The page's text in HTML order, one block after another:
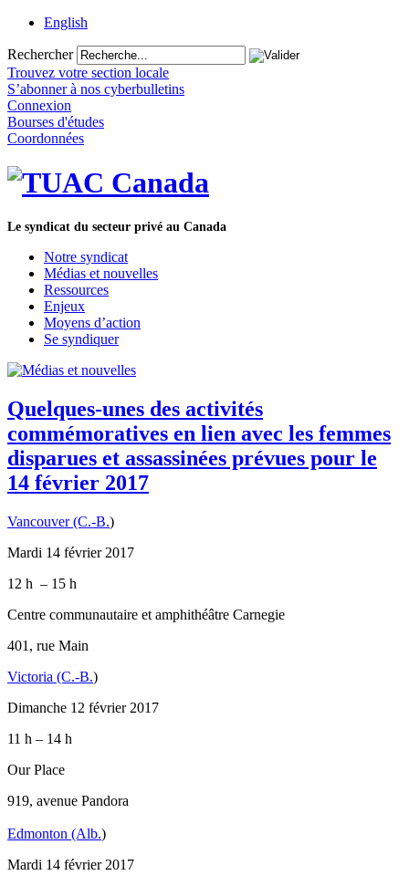
English
Rechercher
Trouvez votre section locale
S’abonner à nos cyberbulletins
Connexion
Bourses d'études
Coordonnées
Le syndicat du secteur privé au Canada
Notre syndicat
Médias et nouvelles
Ressources
Enjeux
Moyens d’action
Se syndiquer
Quelques-unes des activités
commémoratives en lien avec les femmes
disparues et assassinées prévues pour le
14 février 2017
Vancouver (C.-B.)
Mardi 14 février 2017
12 h – 15 h
Centre communautaire et amphithéâtre Carnegie
401, rue Main
Victoria (C.-B.)
Dimanche 12 février 2017
11 h – 14 h
Our Place
919, avenue Pandora
Edmonton (Alb.)
Mardi 14 février 2017